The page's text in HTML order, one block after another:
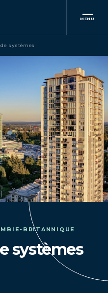
MENU
systèmes
BRITANNIQUE
systèmes